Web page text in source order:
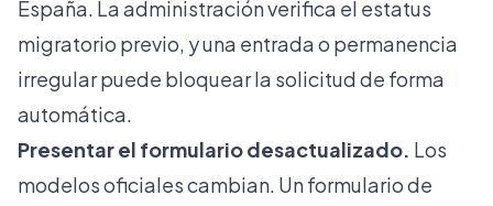
España. La administración verifica el estatus
migratorio previo, y una entrada o permanencia
irregular puede bloquear la solicitud de forma
automática.
Presentar el formulario desactualizado. Los
modelos oficiales cambian. Un formulario de